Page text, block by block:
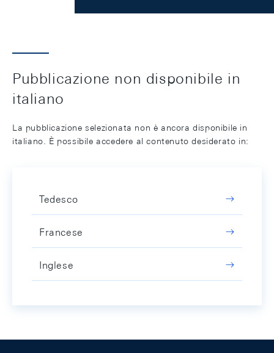
Pubblicazione non disponibile in
italiano
La pubblicazione selezionata non è ancora disponibile in
italiano. È possibile accedere al contenuto desiderato in:
Tedesco
Francese
Inglese